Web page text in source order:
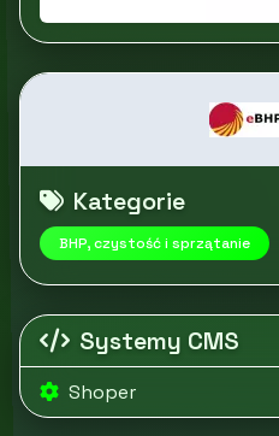
Kategorie
BHP, czystość i sprzątanie
Systemy CMS
Shoper